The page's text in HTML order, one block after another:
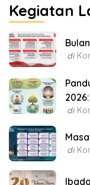
Kegiatan
di
di
di